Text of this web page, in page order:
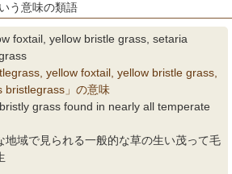
う意味の類語
foxtail, yellow bristle grass, setaria
yellow foxtail, yellow bristle grass,
bristlegrass」の意味
grass found in nearly all temperate
地域で見られる一般的な草の生い茂って毛